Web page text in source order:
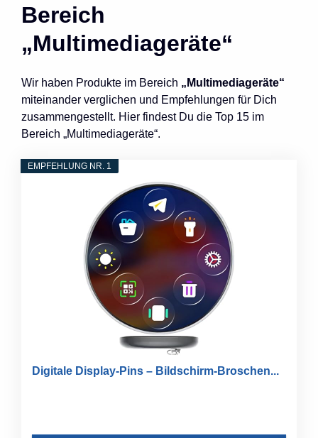
Bereich
„Multimediageräte“
Wir haben Produkte im Bereich „Multimediageräte“
miteinander verglichen und Empfehlungen für Dich
zusammengestellt. Hier findest Du die Top 15 im
Bereich „Multimediageräte“.
EMPFEHLUNG NR. 1
Digitale Display-Pins – Bildschirm-Broschen...